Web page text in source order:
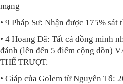
mạng
• 9 Pháp Sư: Nhận được 175% sát
• 4 Hoang Dã: Tất cả đồng minh
đánh (lên đến 5 điểm cộng dồn)
THỂ TRƯỢT.
• Giáp của Golem từ Nguyên Tố: